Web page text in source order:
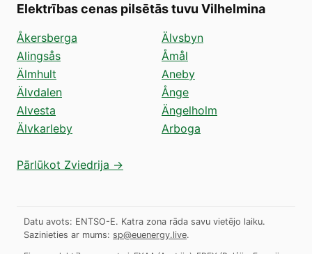
Elektrības cenas pilsētās tuvu Vilhelmina
Åkersberga
Alingsås
Älmhult
Älvdalen
Alvesta
Älvkarleby
Älvsbyn
Åmål
Aneby
Ånge
Ängelholm
Arboga
Pārlūkot Zviedrija →
Datu avots: ENTSO-E. Katra zona rāda savu vietējo laiku.
Sazinieties ar mums: sp@euenergy.live.